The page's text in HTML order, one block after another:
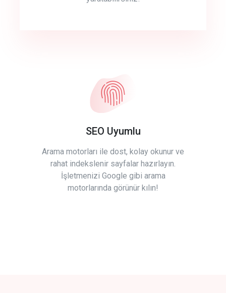
SEO Uyumlu
Arama motorları ile dost, kolay okunur ve
rahat indekslenir sayfalar hazırlayın.
İşletmenizi Google gibi arama
motorlarında görünür kılın!